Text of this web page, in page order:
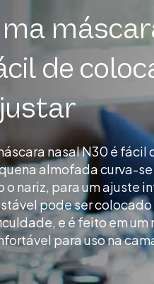
de
nasal N30 é fácil
almofada curva-
o nariz, para um ajuste
pode ser
e é feito em um
para uso na